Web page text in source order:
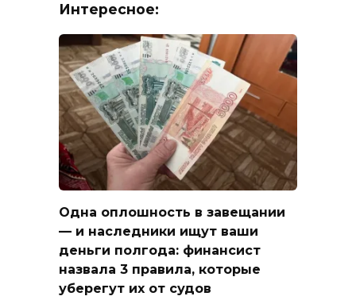
Интересное:
Одна оплошность в завещании
— и наследники ищут ваши
деньги полгода: финансист
назвала 3 правила, которые
уберегут их от судов